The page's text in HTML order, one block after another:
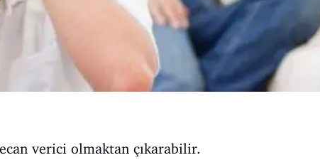
verici olmaktan çıkarabilir.